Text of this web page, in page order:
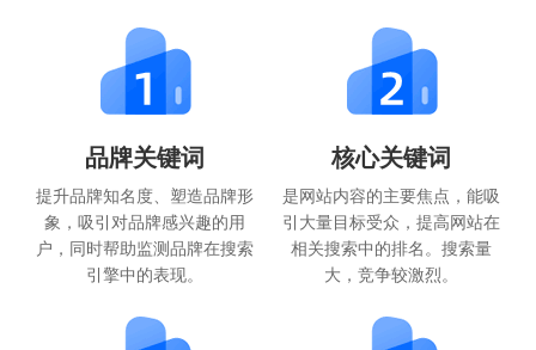
品牌关键词
提升品牌知名度、塑造品牌形
象，吸引对品牌感兴趣的用
户，同时帮助监测品牌在搜索
引擎中的表现。
核心关键词
是网站内容的主要焦点，能吸
引大量目标受众，提高网站在
相关搜索中的排名。搜索量
大，竞争较激烈。